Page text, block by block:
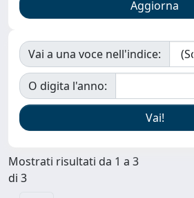
Vai a una voce nell'indice:
O digita l'anno:
Mostrati risultati da 1 a 3
di 3